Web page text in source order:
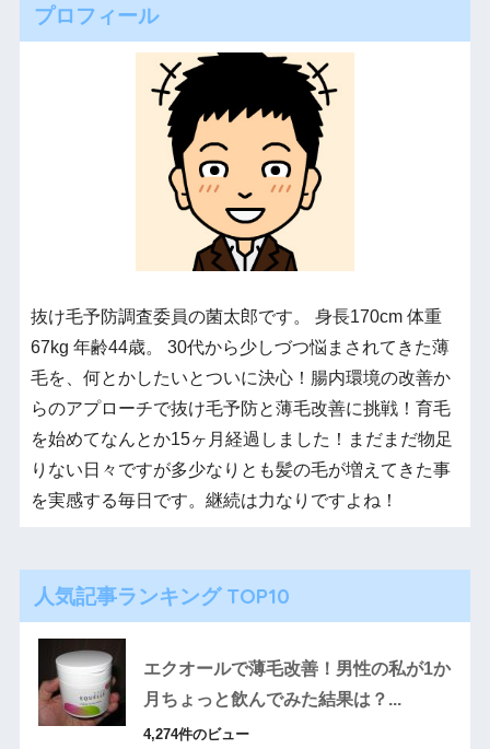
プロフィール
抜け毛予防調査委員の菌太郎です。 身長170cm 体重
67kg 年齢44歳。 30代から少しづつ悩まされてきた薄
毛を、何とかしたいとついに決心！腸内環境の改善か
らのアプローチで抜け毛予防と薄毛改善に挑戦！育毛
を始めてなんとか15ヶ月経過しました！まだまだ物足
りない日々ですが多少なりとも髪の毛が増えてきた事
を実感する毎日です。継続は力なりですよね！
人気記事ランキング TOP10
エクオールで薄毛改善！男性の私が1か
月ちょっと飲んでみた結果は？...
4,274件のビュー